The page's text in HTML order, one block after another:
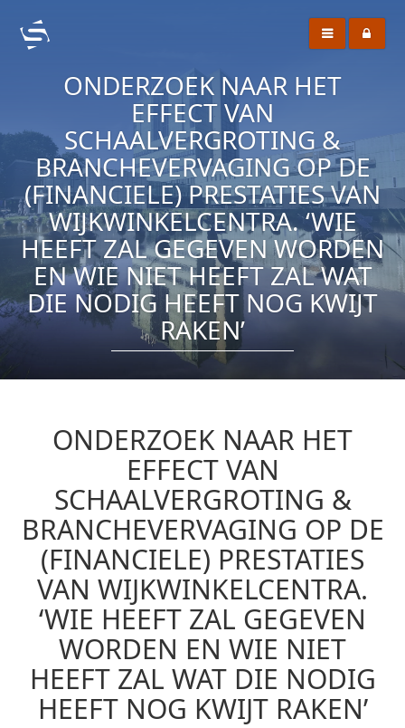
ONDERZOEK NAAR HET
EFFECT VAN
SCHAALVERGROTING &
BRANCHEVERVAGING OP DE
(FINANCIELE) PRESTATIES VAN
WIJKWINKELCENTRA. ‘WIE
HEEFT ZAL GEGEVEN WORDEN
EN WIE NIET HEEFT ZAL WAT
DIE NODIG HEEFT NOG KWIJT
RAKEN’
ONDERZOEK NAAR HET
EFFECT VAN
SCHAALVERGROTING &
BRANCHEVERVAGING OP DE
(FINANCIELE) PRESTATIES
VAN WIJKWINKELCENTRA.
‘WIE HEEFT ZAL GEGEVEN
WORDEN EN WIE NIET
HEEFT ZAL WAT DIE NODIG
HEEFT NOG KWIJT RAKEN’